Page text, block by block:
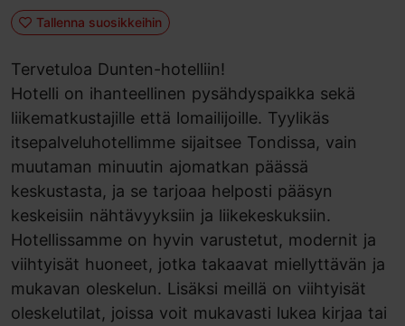
Tallenna suosikkeihin
Tervetuloa Dunten-hotelliin!
Hotelli on ihanteellinen pysähdyspaikka sekä
liikematkustajille että lomailijoille. Tyylikäs
itsepalveluhotellimme sijaitsee Tondissa, vain
muutaman minuutin ajomatkan päässä
keskustasta, ja se tarjoaa helposti pääsyn
keskeisiin nähtävyyksiin ja liikekeskuksiin.
Hotellissamme on hyvin varustetut, modernit ja
viihtyisät huoneet, jotka takaavat miellyttävän ja
mukavan oleskelun. Lisäksi meillä on viihtyisät
oleskelutilat, joissa voit mukavasti lukea kirjaa tai